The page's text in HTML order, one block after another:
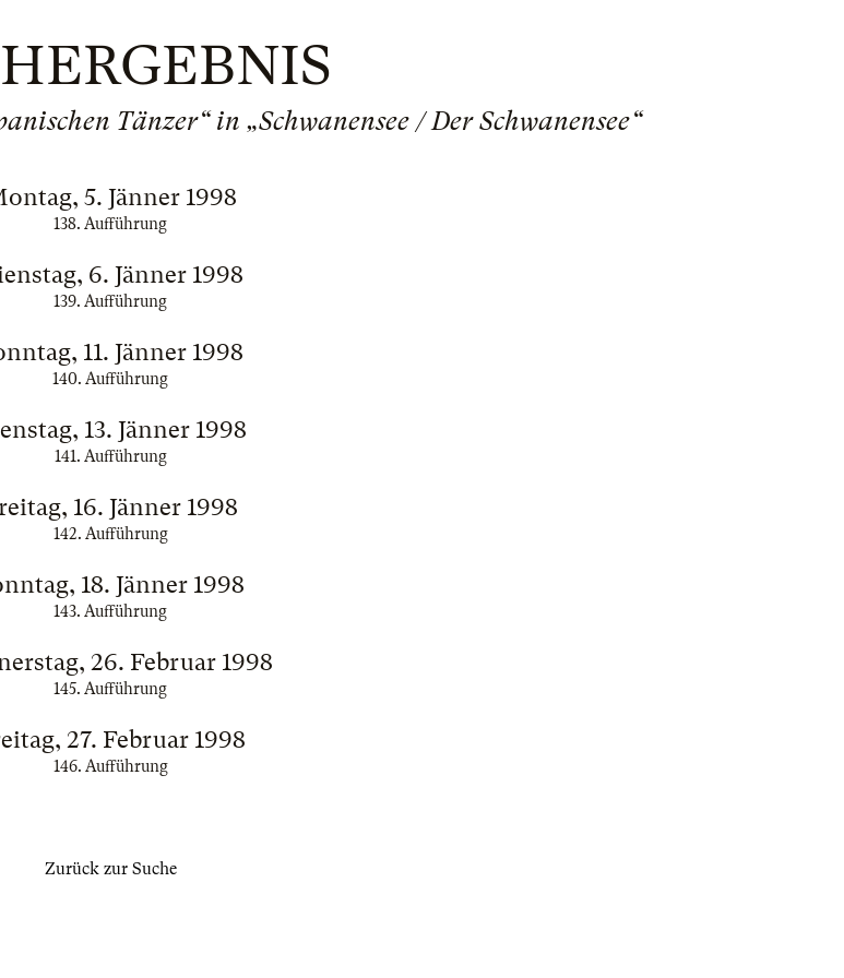
Tänzer“ in „Schwanensee / Der Schwanensee“
5. Jänner 1998
138. Aufführung
6. Jänner 1998
139. Aufführung
11. Jänner 1998
140. Aufführung
13. Jänner 1998
141. Aufführung
16. Jänner 1998
142. Aufführung
18. Jänner 1998
143. Aufführung
26. Februar 1998
145. Aufführung
27. Februar 1998
146. Aufführung
Zurück zur Suche